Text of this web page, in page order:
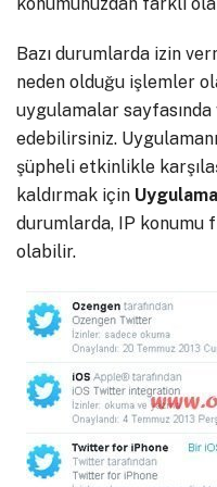
Bazı durumlarda izin
neden olduğu işlemler
uygulamalar
edebilirsiniz.
şüpheli etkinlikle
kaldırmak için
durumlarda, IP konumu
olabilir.